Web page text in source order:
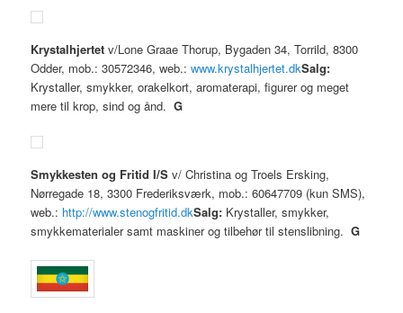
Krystalhjertet v/Lone Graae Thorup, Bygaden 34, Torrild, 8300
Odder, mob.: 30572346, web.:www.krystalhjertet.dkSalg:
Krystaller, smykker, orakelkort, aromaterapi, figurer og meget
mere til krop, sind og ånd.G
Smykkesten og Fritid I/Sv/ Christina og Troels Ersking,
Nørregade 18, 3300 Frederiksværk, mob.: 60647709 (kun SMS),
web.: http://www.stenogfritid.dkSalg: Krystaller, smykker,
smykkematerialer samt maskiner og tilbehør til stenslibning.G